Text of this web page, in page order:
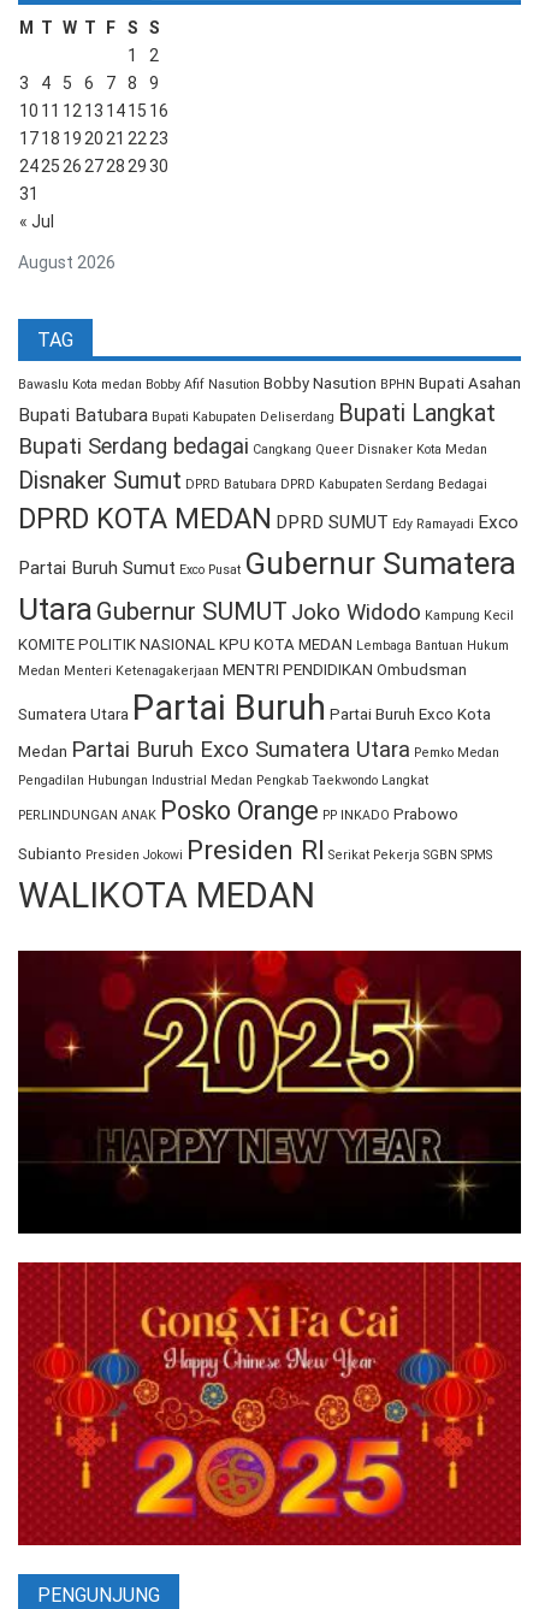
August 2026
M T W T F S S
« Jul
1
2
3
4 5 6 7 8
9
10 11 12 13 1415 16
1718 19 20 21 22 23
2425 26 2728 2930
31
TAG
Bawaslu Kota medan Bobby Afif Nasution Bobby Nasution BPHN Bupati Asahan
Bupati Batubara Bupati Kabupaten Deliserdang Bupati Langkat
Bupati Serdang bedagai Cangkang Queer Disnaker Kota Medan
Disnaker Sumut DPRD Batubara DPRD Kabupaten Serdang Bedagai
DPRD KOTA MEDAN DPRD SUMUT Edy Ramayadi Exco
Partai Buruh Sumut Exco Pusat Gubernur Sumatera
Utara Gubernur SUMUT Joko Widodo Kampung Kecil
KOMITE POLITIK NASIONAL KPU KOTA MEDAN Lembaga Bantuan Hukum
Medan Menteri Ketenagakerjaan MENTRI PENDIDIKAN Ombudsman
Sumatera Utara Partai Buruh Partai Buruh Exco Kota
Medan Partai Buruh Exco Sumatera Utara Pemko Medan
Pengadilan Hubungan Industrial Medan Pengkab Taekwondo Langkat
PERLINDUNGAN ANAK Posko Orange PP INKADO Prabowo
Subianto Presiden Jokowi Presiden RI Serikat Pekerja SGBN SPMS
WALIKOTA MEDAN
PENGUNJUNG